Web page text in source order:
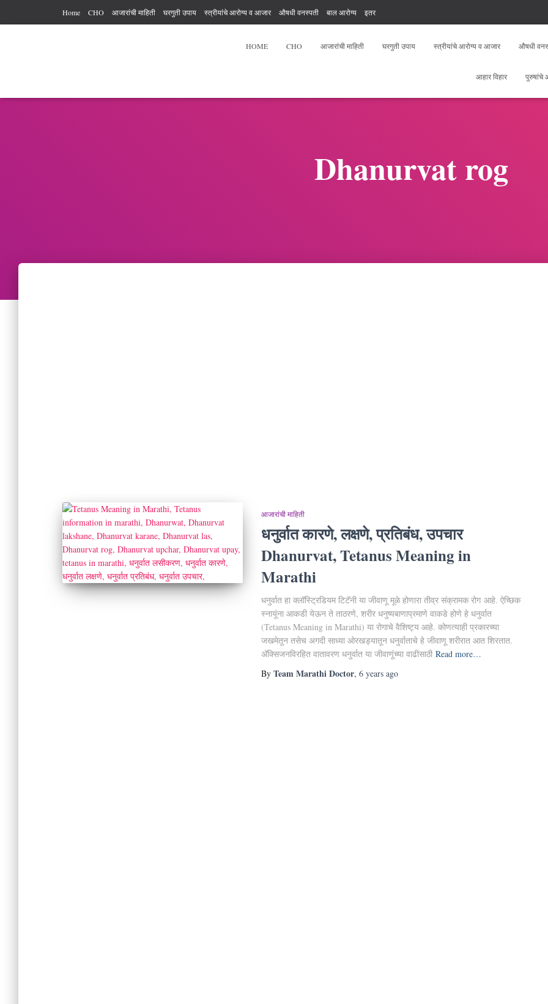
Home CHO आजारांची माहिती घरगुती उपाय स्त्रीयांचे आरोग्य व आजार औषधी वनस्पती बाल आरोग्य इतर
HOME
CHO आजारांची माहिती घरगुती उपाय स्त्रीयांचे आरोग्य व आजार औषधी
आहार विहार पुरुषांचे
Dhanurvat rog
आजारांची माहिती
धनुर्वात कारणे, लक्षणे, प्रतिबंध, उपचार
Dhanurvat, Tetanus Meaning in
Marathi
धनुर्वात हा क्लॉस्ट्रिडियम टिटॅनी या जीवाणू मूळे होणारा तीव्र संक्रामक रोग आहे. ऐच्छिक
स्नायूंना आकडी येऊन ते ताठरणे, शरीर धनुष्यबाणाप्रमाणे वाकडे होणे हे धनुर्वात
(Tetanus Meaning in Marathi) या रोगाचे वैशिष्ट्य आहे. कोणत्याही प्रकारच्या
जखमेतून तसेच अगदी साध्या ओरखड्यातून धनुर्वाताचे हे जीवाणू शरीरात आत शिरतात.
अ‍ॅक्सिजनविरहित वातावरण धनुर्वात या जीवाणूंच्या वाढीसाठी Read more…
By Team Marathi Doctor, 6 years ago